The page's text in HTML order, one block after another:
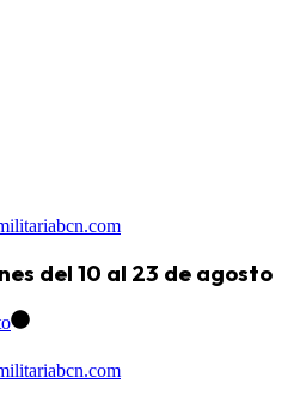
del 10 al 23 de agosto